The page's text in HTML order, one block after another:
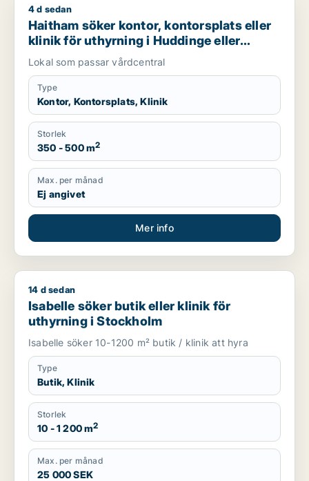
Haitham söker kontor, kontorsplats eller klinik för uthyrning
4 d sedan
Haitham söker kontor, kontorsplats eller
klinik för uthyrning i Huddinge eller
Botkyrka
Lokal som passar vårdcentral
Type
Kontor, Kontorsplats, Klinik
Storlek
350 - 500 m2
Max. per månad
Ej angivet
Mer info
Isabelle söker butik eller klinik för uthyrning i Stockholm
14 d sedan
Isabelle söker butik eller klinik för
uthyrning i Stockholm
Isabelle söker 10-1200 m² butik / klinik att hyra
Type
Butik, Klinik
Storlek
10 - 1 200 m2
Max. per månad
25 000 SEK